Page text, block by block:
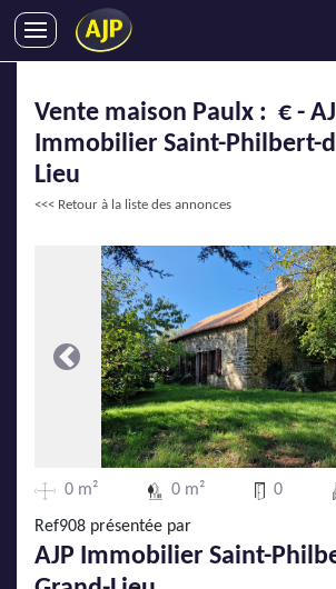
VENTES
LOCATIONS
GESTION LOCATIVE
IMMOBILIER NEUF
LOCATIONS DE VACANCES
ENTREPRISES
DEVENIR FRANCHISÉ
AJP Recrute
AJP Actualités
Service Qualité Clients
Vente maison Paulx : € -
Immobilier Saint-Philbert-
Lieu
<<< Retour à la liste des annonces
Précédente
0 m² 0 m² 0
Ref908 présentée par
AJP Immobilier Saint-